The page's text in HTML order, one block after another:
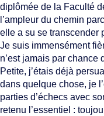
diplômée de la Faculté
l’ampleur du chemin
elle a su se transcender
Je suis immensément
n’est jamais par chance
Petite, j’étais déjà
dans quelque chose, je
parties d’échecs avec
retenu l’essentiel :